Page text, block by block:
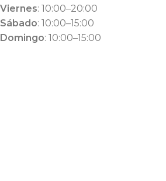
Viernes: 10:00–20:00
Sábado: 10:00–15:00
Domingo: 10:00–15:00